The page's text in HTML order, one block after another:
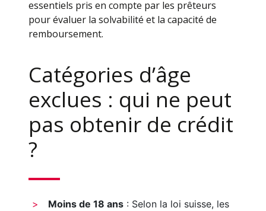
essentiels pris en compte par les prêteurs
pour évaluer la solvabilité et la capacité de
remboursement.
Catégories d’âge
exclues : qui ne peut
pas obtenir de crédit
?
Moins de 18 ans : Selon la loi suisse, les